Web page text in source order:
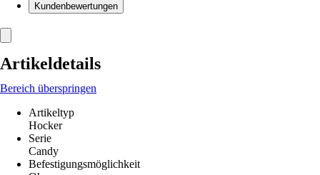
Kundenbewertungen
Artikeldetails
Bereich überspringen
Artikeltyp
Hocker
Serie
Candy
Befestigungsmöglichkeit